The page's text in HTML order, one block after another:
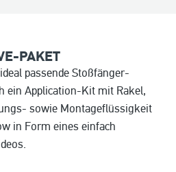
PAKET
passende Stoßfänger-
ein Application-Kit mit Rakel,
sowie Montageflüssigkeit
in Form eines einfach